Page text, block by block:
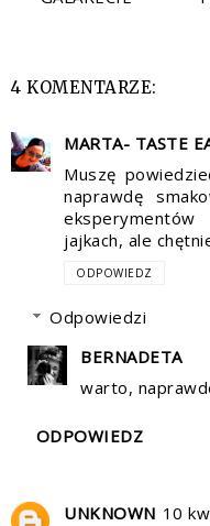
4 KOMENTARZE:
MARTA- TASTE
Muszę
naprawdę
jajkach, ale
ODPOWIEDZ
Odpowiedzi
BERNADETA
warto,
ODPOWIEDZ
UNKNOWN 10